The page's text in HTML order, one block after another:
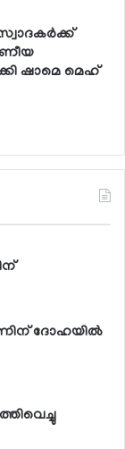
ഷാമെ മെഹ്
ദോഹയില്‍